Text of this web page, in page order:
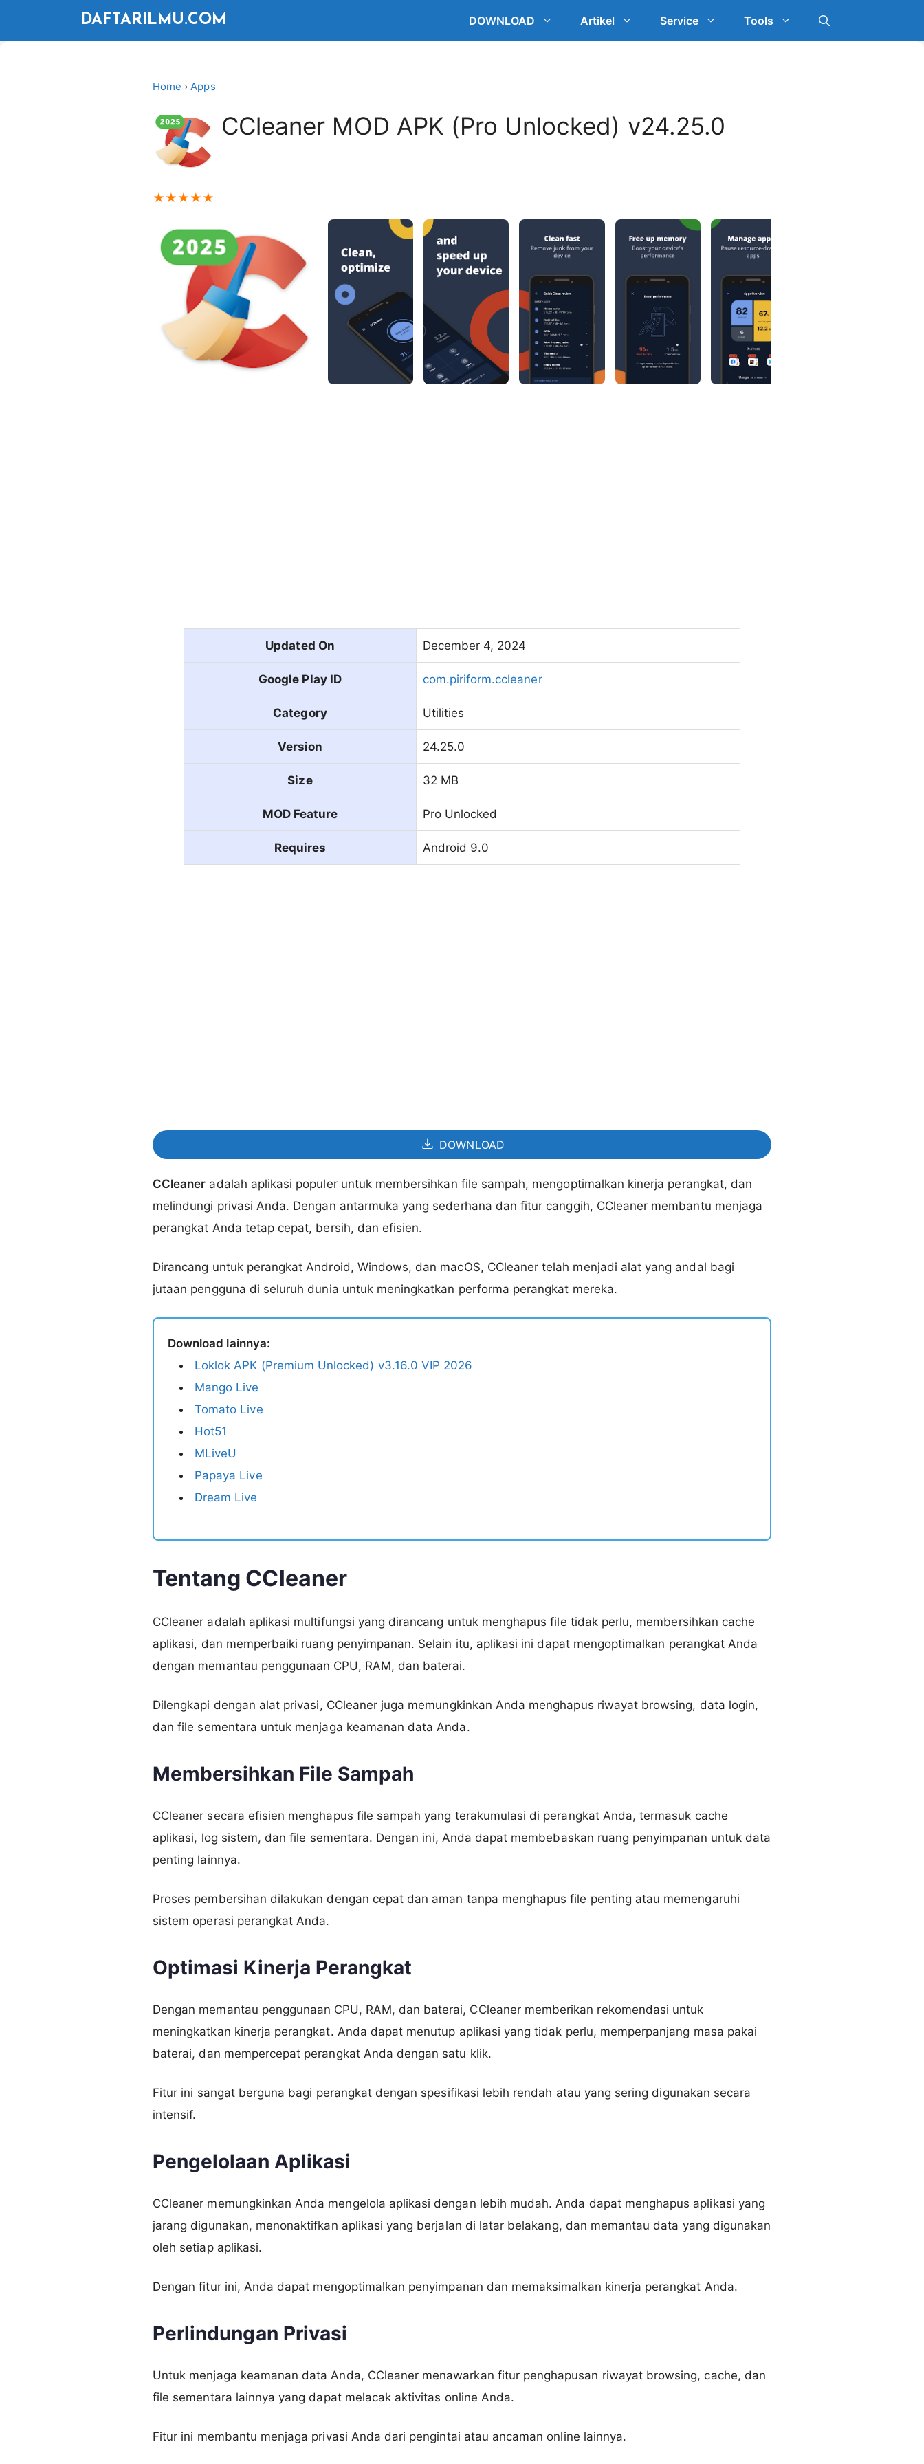
DAFTARILMU.COM DOWNLOAD Artikel Service Tools
Home ›Apps
CCleaner MOD APK (Pro Unlocked) v24.25.0
★ ★ ★ ★ ★
Updated On December 4, 2024
Google Play ID com.piriform.ccleaner
Category Utilities
Version 24.25.0
Size 32 MB
MOD Feature Pro Unlocked
Requires Android 9.0
DOWNLOAD
CCleaner adalah aplikasi populer untuk membersihkan file sampah, mengoptimalkan kinerja perangkat, dan
melindungi privasi Anda. Dengan antarmuka yang sederhana dan fitur canggih, CCleaner membantu menjaga
perangkat Anda tetap cepat, bersih, dan efisien.
Dirancang untuk perangkat Android, Windows, dan macOS, CCleaner telah menjadi alat yang andal bagi
jutaan pengguna di seluruh dunia untuk meningkatkan performa perangkat mereka.
Download lainnya:
Loklok APK (Premium Unlocked) v3.16.0 VIP 2026
Mango Live
Tomato Live
Hot51
MLiveU
Papaya Live
Dream Live
Tentang CCleaner
CCleaner adalah aplikasi multifungsi yang dirancang untuk menghapus file tidak perlu, membersihkan cache
aplikasi, dan memperbaiki ruang penyimpanan. Selain itu, aplikasi ini dapat mengoptimalkan perangkat Anda
dengan memantau penggunaan CPU, RAM, dan baterai.
Dilengkapi dengan alat privasi, CCleaner juga memungkinkan Anda menghapus riwayat browsing, data login,
dan file sementara untuk menjaga keamanan data Anda.
Membersihkan File Sampah
CCleaner secara efisien menghapus file sampah yang terakumulasi di perangkat Anda, termasuk cache
aplikasi, log sistem, dan file sementara. Dengan ini, Anda dapat membebaskan ruang penyimpanan untuk data
penting lainnya.
Proses pembersihan dilakukan dengan cepat dan aman tanpa menghapus file penting atau memengaruhi
sistem operasi perangkat Anda.
Optimasi Kinerja Perangkat
Dengan memantau penggunaan CPU, RAM, dan baterai, CCleaner memberikan rekomendasi untuk
meningkatkan kinerja perangkat. Anda dapat menutup aplikasi yang tidak perlu, memperpanjang masa pakai
baterai, dan mempercepat perangkat Anda dengan satu klik.
Fitur ini sangat berguna bagi perangkat dengan spesifikasi lebih rendah atau yang sering digunakan secara
intensif.
Pengelolaan Aplikasi
CCleaner memungkinkan Anda mengelola aplikasi dengan lebih mudah. Anda dapat menghapus aplikasi yang
jarang digunakan, menonaktifkan aplikasi yang berjalan di latar belakang, dan memantau data yang digunakan
oleh setiap aplikasi.
Dengan fitur ini, Anda dapat mengoptimalkan penyimpanan dan memaksimalkan kinerja perangkat Anda.
Perlindungan Privasi
Untuk menjaga keamanan data Anda, CCleaner menawarkan fitur penghapusan riwayat browsing, cache, dan
file sementara lainnya yang dapat melacak aktivitas online Anda.
Fitur ini membantu menjaga privasi Anda dari pengintai atau ancaman online lainnya.